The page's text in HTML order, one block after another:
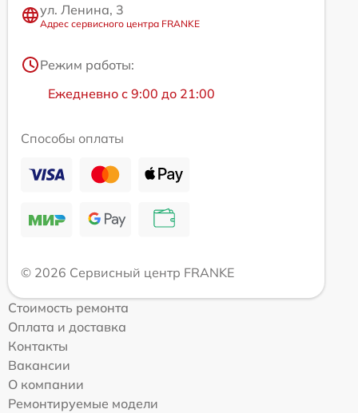
ул. Ленина, 3
Адрес сервисного центра FRANKE
Режим работы:
Ежедневно с 9:00 до 21:00
Способы оплаты
© 2026 Сервисный центр FRANKE
Стоимость ремонта
Оплата и доставка
Контакты
Вакансии
О компании
Ремонтируемые модели